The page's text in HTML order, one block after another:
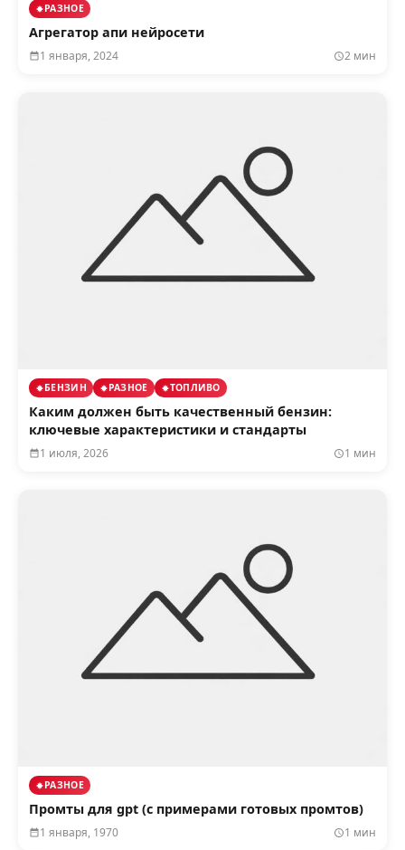
РАЗНОЕ
Агрегатор апи нейросети
1 января, 2024 2 мин
БЕНЗИН РАЗНОЕ ТОПЛИВО
Каким должен быть качественный бензин:
ключевые характеристики и стандарты
1 июля, 2026 1 мин
РАЗНОЕ
Промты для gpt (с примерами готовых промтов)
1 января, 1970 1 мин